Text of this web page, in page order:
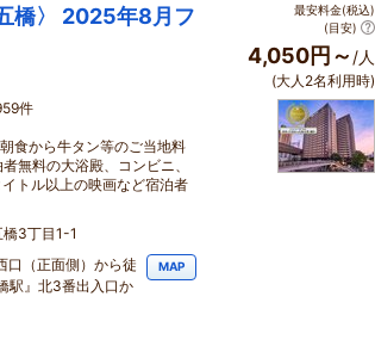
橋〉 2025年8月フ
件
食から牛タン等のご当地料
無料の大浴殿、コンビニ、
トル以上の映画など宿泊者
3丁目1-1
（正面側）から徒
』北3番出入口か
MAP
最安料金(税込)
(目安)
4,050円～ /人
(大人2名利用時)